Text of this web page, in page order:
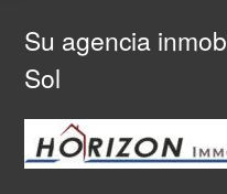
Su agencia
Sol